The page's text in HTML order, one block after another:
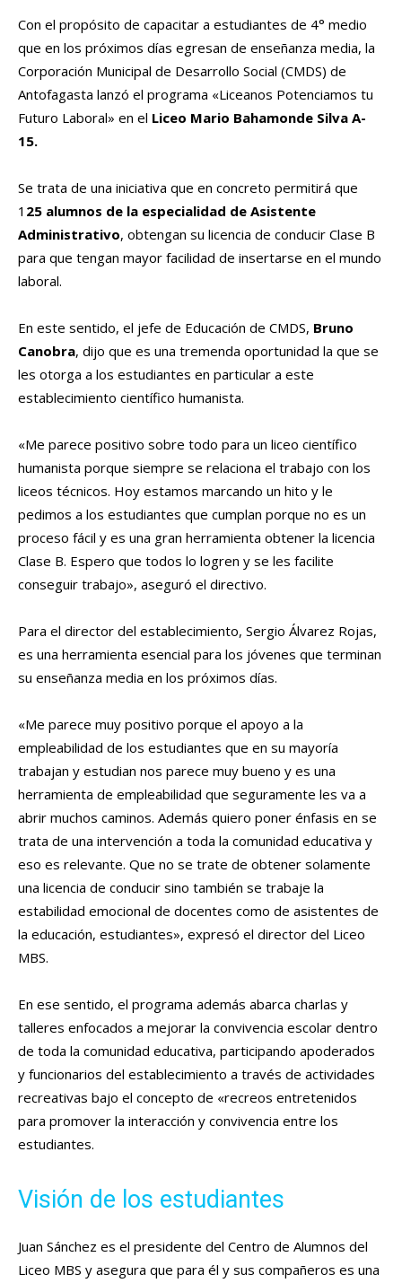
Con el propósito de capacitar a estudiantes de 4° medio
que en los próximos días egresan de enseñanza media, la
Corporación Municipal de Desarrollo Social (CMDS) de
Antofagasta lanzó el programa «Liceanos Potenciamos tu
Futuro Laboral» en el Liceo Mario Bahamonde Silva A-
15.
Se trata de una iniciativa que en concreto permitirá que
1 25 alumnos de la especialidad de Asistente
Administrativo, obtengan su licencia de conducir Clase B
para que tengan mayor facilidad de insertarse en el mundo
laboral.
En este sentido, el jefe de Educación de CMDS, Bruno
Canobra, dijo que es una tremenda oportunidad la que se
les otorga a los estudiantes en particular a este
establecimiento científico humanista.
«Me parece positivo sobre todo para un liceo científico
humanista porque siempre se relaciona el trabajo con los
liceos técnicos. Hoy estamos marcando un hito y le
pedimos a los estudiantes que cumplan porque no es un
proceso fácil y es una gran herramienta obtener la licencia
Clase B. Espero que todos lo logren y se les facilite
conseguir trabajo», aseguró el directivo.
Para el director del establecimiento, Sergio Álvarez Rojas,
es una herramienta esencial para los jóvenes que terminan
su enseñanza media en los próximos días.
«Me parece muy positivo porque el apoyo a la
empleabilidad de los estudiantes que en su mayoría
trabajan y estudian nos parece muy bueno y es una
herramienta de empleabilidad que seguramente les va a
abrir muchos caminos. Además quiero poner énfasis en se
trata de una intervención a toda la comunidad educativa y
eso es relevante. Que no se trate de obtener solamente
una licencia de conducir sino también se trabaje la
estabilidad emocional de docentes como de asistentes de
la educación, estudiantes», expresó el director del Liceo
MBS.
En ese sentido, el programa además abarca charlas y
talleres enfocados a mejorar la convivencia escolar dentro
de toda la comunidad educativa, participando apoderados
y funcionarios del establecimiento a través de actividades
recreativas bajo el concepto de «recreos entretenidos
para promover la interacción y convivencia entre los
estudiantes.
Visión de los estudiantes
Juan Sánchez es el presidente del Centro de Alumnos del
Liceo MBS y asegura que para él y sus compañeros es una